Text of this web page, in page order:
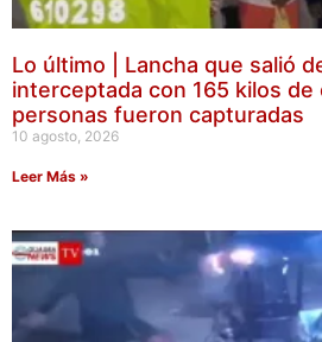
Lo último | Lancha que salió
interceptada con 165 kilos de
personas fueron capturadas
10 agosto, 2026
Leer Más »